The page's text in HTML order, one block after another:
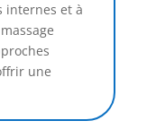
internes et à
une